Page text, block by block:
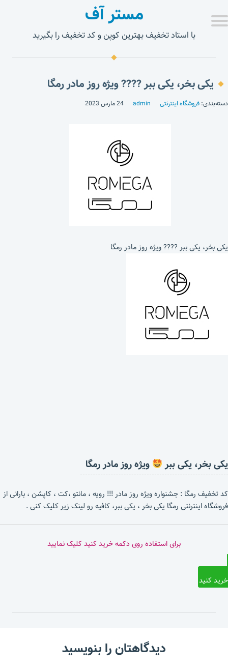
مستر آف
با استاد تخفیف بهترین کوپن و کد تخفیف را بگیرید
یکی بخر، یکی ببر ???? ویژه روز مادر رمگا
دسته‌بندی: فروشگاه اینترنتی admin 24 مارس 2023
یکی بخر، یکی ببر ???? ویژه روز مادر رمگا
یکی بخر، یکی ببر ویژه روز مادر رمگا
کد تخفیف رمگا : جشنواره ویژه روز مادر !!! رویه ، مانتو ،کت ، کاپشن ، بارانی از
فروشگاه اینترنتی رمگا یکی بخر ، یکی ببر، کافیه رو لینک زیر کلیک کنی .
برای استفاده روی دکمه خرید کنید کلیک نمایید
خرید کنید
دیدگاهتان را بنویسید